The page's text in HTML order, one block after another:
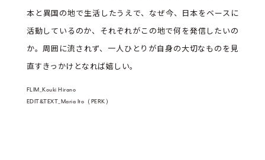
本と異国の地で生活したうえで、なぜ今、日本をベースに
活動しているのか、それぞれがこの地で何を発信したいの
か。周囲に流されず、一人ひとりが自身の大切なものを見
直すきっかけとなれば嬉しい。
FLIM_Kouki Hirano
EDIT&TEXT_Maria Ito（PERK）